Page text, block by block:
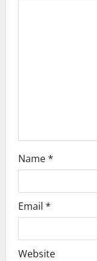
Name*
Email *
Website